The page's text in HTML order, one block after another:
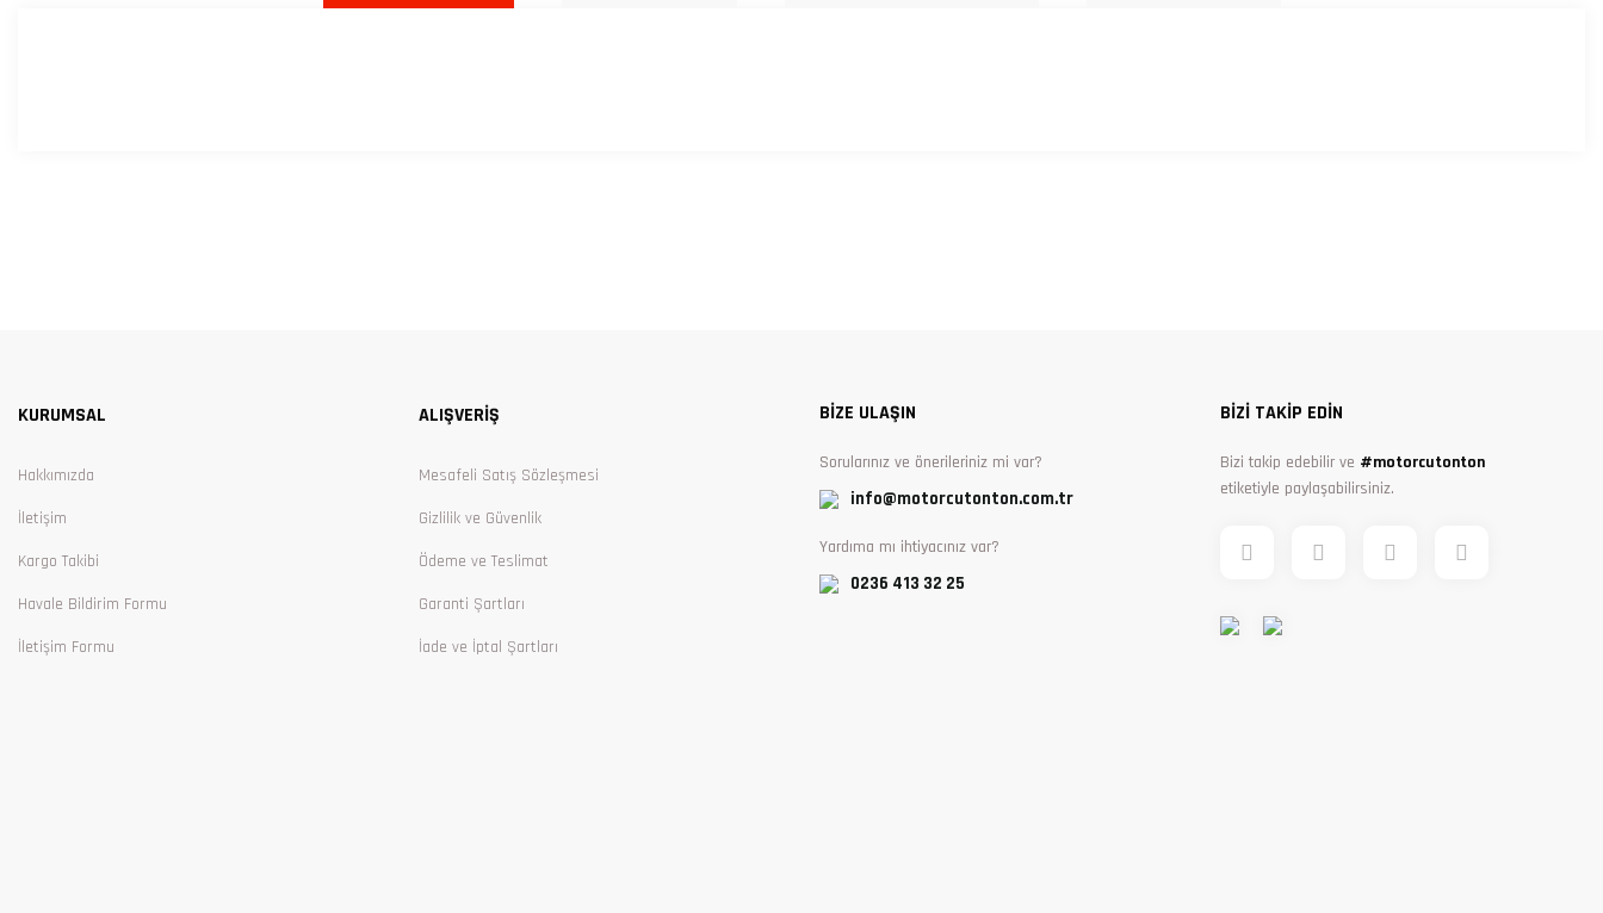
KURUMSAL
Hakkımızda
İletişim
Kargo Takibi
Havale Bildirim Formu
İletişim Formu
ALIŞVERİŞ
Mesafeli Satış Sözleşmesi
Gizlilik ve Güvenlik
Ödeme ve Teslimat
Garanti Şartları
İade ve İptal Şartları
BİZE ULAŞIN
Sorularınız ve önerileriniz mi var?
info@motorcutonton.com.tr
Yardıma mı ihtiyacınız var?
0236 413 32 25
BİZİ TAKİP EDİN
Bizi takip edebilir ve #motorcutonton
etiketiyle paylaşabilirsiniz.